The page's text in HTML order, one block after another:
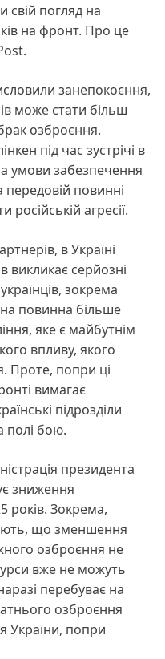
свій погляд на
на фронт. Про це
занепокоєння,
може стати більш
озброєння.
під час зустрічі в
умови забезпечення
повинні
агресії.
в Україні
викликає серйозні
зокрема
повинна більше
яке є майбутнім
впливу, якого
Проте, попри ці
вимагає
підрозділи
полі бою.
президента
зниження
років. Зокрема,
що зменшення
озброєння не
вже не можуть
перебуває на
озброєння
України, попри